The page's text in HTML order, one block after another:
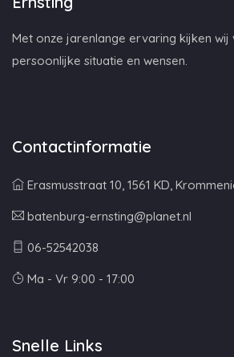
Met onze jarenlange ervaring kijken wij
persoonlijke situatie en wensen.
Contactinformatie
Erasmusstraat 10, 1561 KD,
batenburg-ernsting@planet.nl
06-52542038
Ma - Vr 9:00 - 17:00
Snelle Links